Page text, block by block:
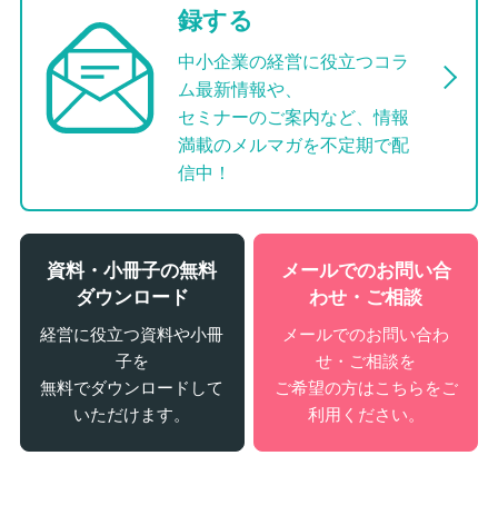
録する
中小企業の経営に役立つコラ
ム最新情報や、
セミナーのご案内など、情報
満載のメルマガを不定期で配
信中！
資料・小冊子の無料
ダウンロード
経営に役立つ資料や小冊
子を
無料でダウンロードして
いただけます。
メールでのお問い合
わせ・ご相談
メールでのお問い合わ
せ・ご相談を
ご希望の方はこちらをご
利用ください。